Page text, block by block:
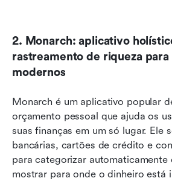
2. Monarch: aplicativo
rastreamento de riqueza
modernos
Monarch é um aplicativo popular
orçamento pessoal que ajuda os
suas finanças em um só lugar. Ele
bancárias, cartões de crédito e
para categorizar automaticamente
mostrar para onde o dinheiro está